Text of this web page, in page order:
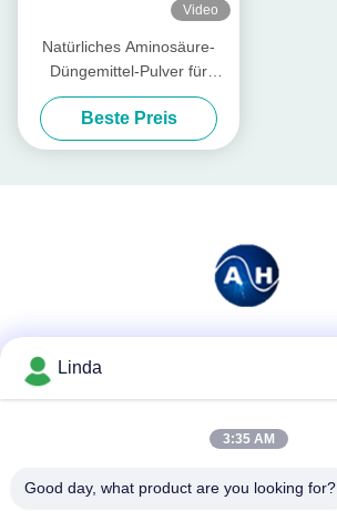
Video
Natürliches Aminosäure-
Düngemittel-Pulver für
Betriebswachstums-Chelate-
Magnesium
Beste Preis
Linda
3:35 AM
Good day, what product are you looking for?